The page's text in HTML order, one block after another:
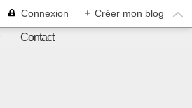
Connexion + Créer mon blog
Contact